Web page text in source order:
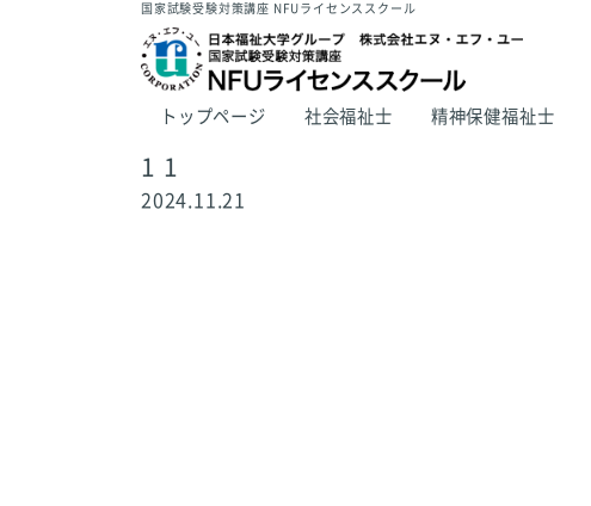
国家試験受験対策講座 NFUライセンススクール
トップページ 社会福祉士 精神保健福祉士
1 1
2024.11.21